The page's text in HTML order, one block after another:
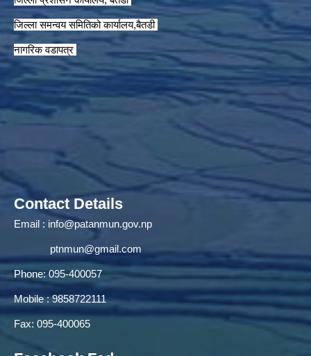
जिल्ला समन्वय समितिको कार्यालय,बैतडी
नागरिक वडापत्र
Contact Details
Email : info@patanmun.gov.np
ptnmun@gmail.com
Phone: 095-400057
Mobile : 9858722111
Fax: 095-400065